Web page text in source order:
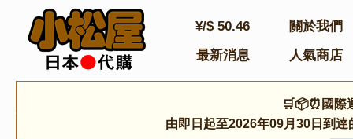
¥/$50.46
關於我們
最新消息
人氣商店
🛒📦⏰國際
由即日起至2026年09月30日到